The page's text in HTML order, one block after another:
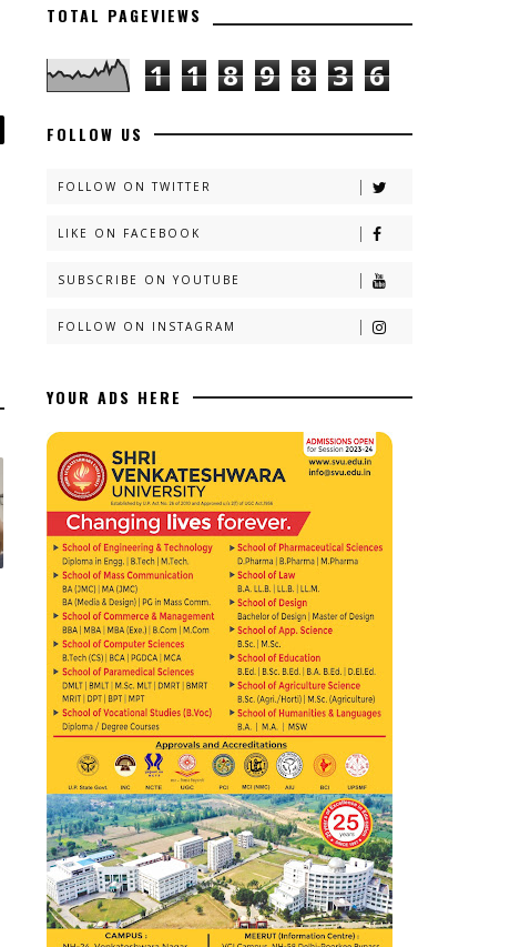
TOTAL PAGEVIEWS
1 1 8 9 8 3 6
FOLLOW US
FOLLOW ON TWITTER
LIKE ON FACEBOOK
SUBSCRIBE ON YOUTUBE
FOLLOW ON INSTAGRAM
YOUR ADS HERE